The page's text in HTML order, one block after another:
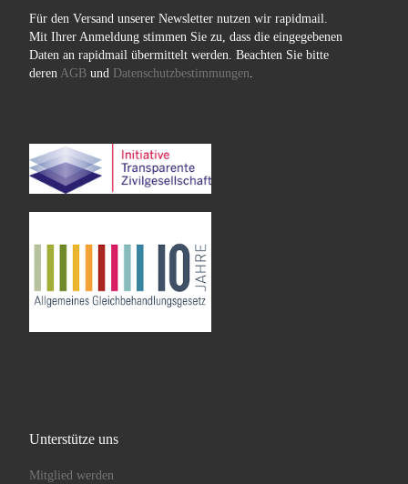
Für den Versand unserer Newsletter nutzen wir rapidmail.
Mit Ihrer Anmeldung stimmen Sie zu, dass die eingegebenen
Daten an rapidmail übermittelt werden. Beachten Sie bitte
deren AGBund Datenschutzbestimmungen
Unterstütze uns
Mitglied werden